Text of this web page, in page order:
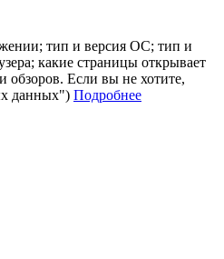
тип и версия ОС; тип и
какие страницы открывает
обзоров. Если вы не хотите,
данных") Подробнее